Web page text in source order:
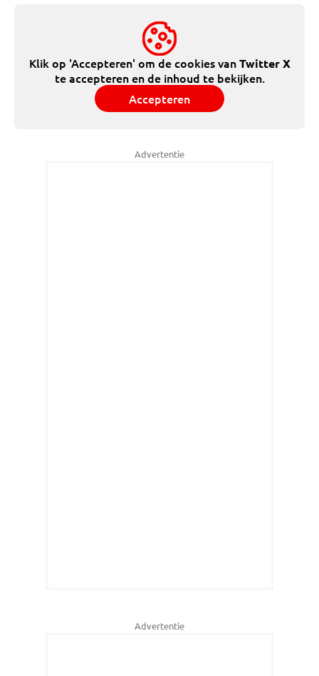
Klik op 'Accepteren' om de cookies vanTwitter X
te accepteren en de inhoud te bekijken.
Accepteren
Advertentie
Advertentie